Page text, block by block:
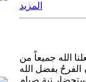
المزيد
الله جميعاً من
بفضل الله
نية صيام